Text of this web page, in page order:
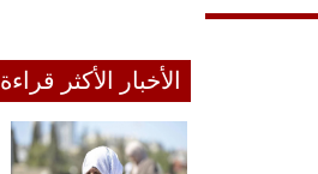
الأخبار الأكثر قراءة